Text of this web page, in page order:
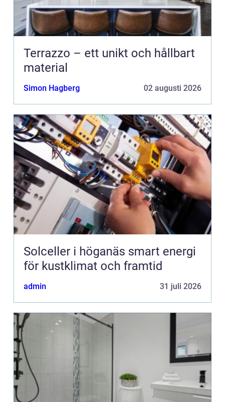
Terrazzo – ett unikt och hållbart
material
Simon Hagberg 02 augusti 2026
Solceller i höganäs smart energi
för kustklimat och framtid
admin 31 juli 2026